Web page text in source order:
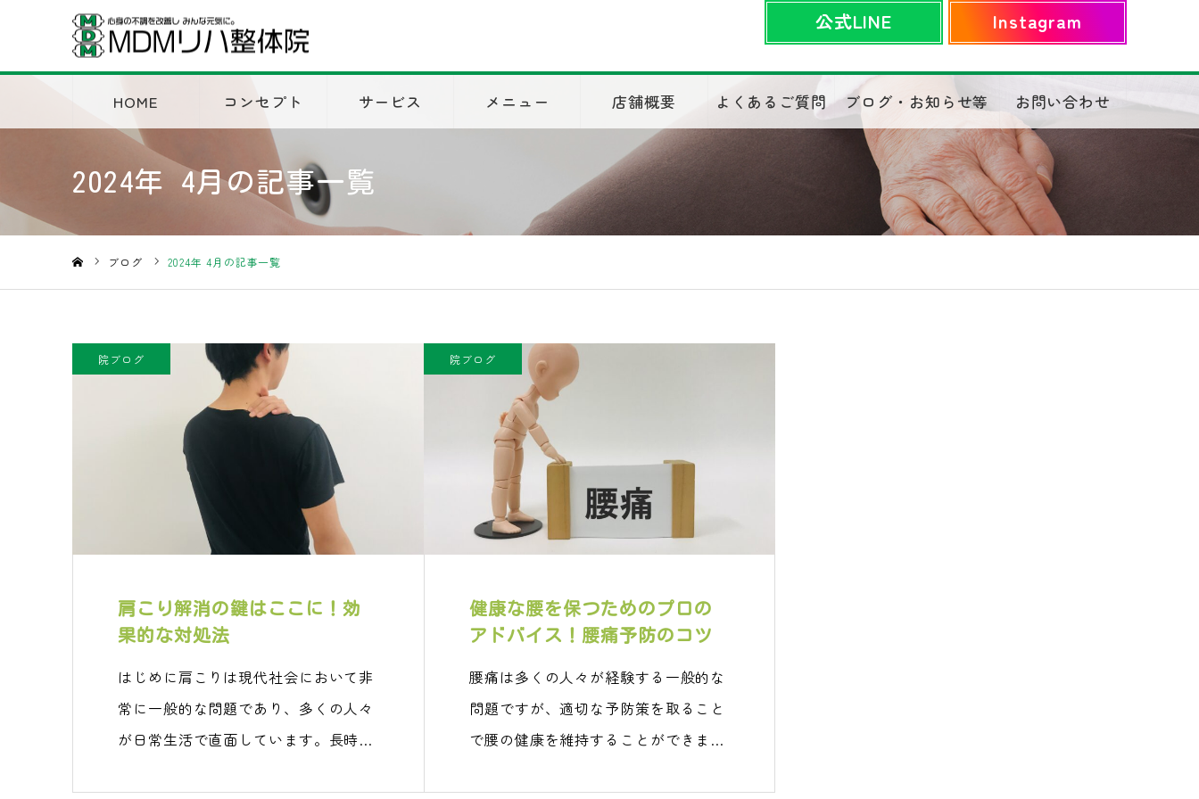
公式LINE Instagram
HOME コンセプト サービス メニュー 店舗概要 よくあるご質問 ブログ・お知らせ等 お問い合わせ
2024年 4月の記事一覧
ブログ 2024年 4月の記事一覧
院ブログ
肩こり解消の鍵はここに！効
果的な対処法
はじめに肩こりは現代社会において非
常に一般的な問題であり、多くの人々
が日常生活で直面しています。長時…
院ブログ
健康な腰を保つためのプロの
アドバイス！腰痛予防のコツ
腰痛は多くの人々が経験する一般的な
問題ですが、適切な予防策を取ること
で腰の健康を維持することができま